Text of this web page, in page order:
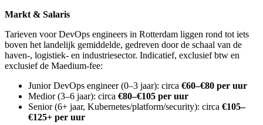
Markt & Salaris
Tarieven voor DevOps engineers in Rotterdam liggen rond tot iets
boven het landelijk gemiddelde, gedreven door de schaal van de
haven-, logistiek- en industriesector. Indicatief, exclusief btw en
exclusief de Maedium-fee:
Junior DevOps engineer (0–3 jaar): circa €60–€80 per uur
Medior (3–6 jaar): circa €80–€105 per uur
Senior (6+ jaar, Kubernetes/platform/security): circa €105–
€125+ per uur